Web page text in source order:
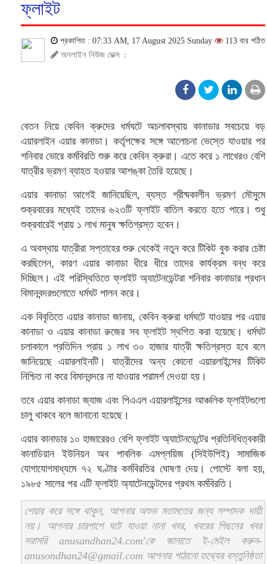
ফ্লাইট
প্রকাশিত : 07:33 AM, 17 August 2025 Sunday 113 বার পঠিত
অনলাইন নিউজ ডেক্স :
বেতন নিয়ে কেবিন ক্রুদের ধর্মঘটে অচলাবস্থায় কানাডার সবচেয়ে বড়
এয়ারলাইন এয়ার কানাডা। কর্তৃপক্ষের সঙ্গে আলোচনা ভেস্তে যাওয়ার পর
শনিবার ভোরে কর্মবিরতি শুরু করে কেবিন ক্রুরা। এতে করে ১ লাখেরও বেশি
যাত্রীর ভ্রমণ ব্যাহত হওয়ার আশঙ্কা তৈরি হয়েছে।
এয়ার কানাডা আগেই জানিয়েছিল, ব্যস্ত গ্রীষ্মকালীন ভ্রমণ মৌসুমে
শুক্রবারের মধ্যেই তাদের ৬২৩টি ফ্লাইট বাতিল করতে হতে পারে। শুধু
শুক্রবারেই প্রায় ১ লাখ মানুষ ক্ষতিগ্রস্ত হবেন।
এ অবস্থায় যাত্রীরা সপ্তাহের শুরু থেকেই নতুন করে টিকিট বুক করার চেষ্টা
করছিলেন, কারণ এয়ার কানাডা ধীরে ধীরে তাদের কার্যক্রম বন্ধ করে
দিচ্ছিল। এই পরিস্থিতিতে ফ্লাইট অ্যাটেনডেন্টরা শনিবার কানাডার প্রধান
বিমানবন্দরগুলোতে ধর্মঘট পালন করে।
এক বিবৃতিতে এয়ার কানাডা জানায়, কেবিন ক্রুরা ধর্মঘটে যাওয়ার পর এয়ার
কানাডা ও এয়ার কানাডা রুজের সব ফ্লাইট স্থগিত করা হয়েছে। ধর্মঘট
চলাকালে প্রতিদিন প্রায় ১ লাখ ৩০ হাজার যাত্রী ক্ষতিগ্রস্ত হবে বলে
জানিয়েছে এয়ারলাইনটি। যাত্রীদের অন্য কোনো এয়ারলাইন্সের টিকিট
নিশ্চিত না করে বিমানবন্দরে না যাওয়ার পরামর্শ দেওয়া হয়।
তবে এয়ার কানাডা জ্যাজ এবং পিএএল এয়ারলাইন্সের আঞ্চলিক ফ্লাইটগুলো
চালু থাকবে বলে জানানো হয়েছে।
এয়ার কানাডার ১০ হাজারেরও বেশি ফ্লাইট অ্যাটেনডেন্টের প্রতিনিধিত্বকারী
কানাডিয়ান ইউনিয়ন অব পাবলিক এমপ্লয়িজ (সিইউপিই) সামাজিক
যোগাযোগমাধ্যমে ৭২ ঘণ্টার কর্মবিরতির ঘোষণা দেয়। পোস্টে বলা হয়,
১৯৮৫ সালের পর এটি ফ্লাইট অ্যাটেনডেন্টদের প্রথম কর্মবিরতি।
শেয়ার করে সঙ্গে থাকুন, আপনার অশুভ মতামতের জন্য সম্পাদক দায়ী
নয়। আপনার চারপাশে ঘটে যাওয়া নানা খবর, খবরের পিছনের খবর
সরাসরি anusandhan24.com'কে জানাতে ই-মেইল করুন-
anusondhan24@gmail.com আপনার পাঠানো তথ্যের বস্তুনিষ্ঠতা